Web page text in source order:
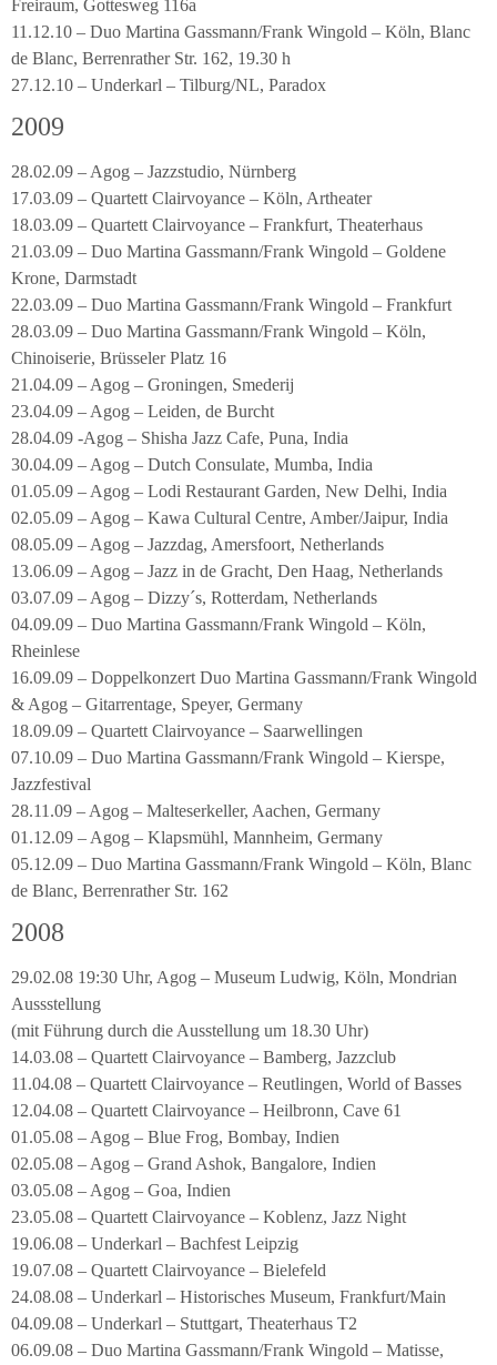
Freiraum, Gottesweg 116a
11.12.10 – Duo Martina Gassmann/Frank Wingold – Köln, Blanc
de Blanc, Berrenrather Str. 162, 19.30 h
27.12.10 – Underkarl – Tilburg/NL, Paradox
2009
28.02.09 – Agog – Jazzstudio, Nürnberg
17.03.09 – Quartett Clairvoyance – Köln, Artheater
18.03.09 – Quartett Clairvoyance – Frankfurt, Theaterhaus
21.03.09 – Duo Martina Gassmann/Frank Wingold – Goldene
Krone, Darmstadt
22.03.09 – Duo Martina Gassmann/Frank Wingold – Frankfurt
28.03.09 – Duo Martina Gassmann/Frank Wingold – Köln,
Chinoiserie, Brüsseler Platz 16
21.04.09 – Agog – Groningen, Smederij
23.04.09 – Agog – Leiden, de Burcht
28.04.09 -Agog – Shisha Jazz Cafe, Puna, India
30.04.09 – Agog – Dutch Consulate, Mumba, India
01.05.09 – Agog – Lodi Restaurant Garden, New Delhi, India
02.05.09 – Agog – Kawa Cultural Centre, Amber/Jaipur, India
08.05.09 – Agog – Jazzdag, Amersfoort, Netherlands
13.06.09 – Agog – Jazz in de Gracht, Den Haag, Netherlands
03.07.09 – Agog – Dizzy´s, Rotterdam, Netherlands
04.09.09 – Duo Martina Gassmann/Frank Wingold – Köln,
Rheinlese
16.09.09 – Doppelkonzert Duo Martina Gassmann/Frank Wingold
& Agog – Gitarrentage, Speyer, Germany
18.09.09 – Quartett Clairvoyance – Saarwellingen
07.10.09 – Duo Martina Gassmann/Frank Wingold – Kierspe,
Jazzfestival
28.11.09 – Agog – Malteserkeller, Aachen, Germany
01.12.09 – Agog – Klapsmühl, Mannheim, Germany
05.12.09 – Duo Martina Gassmann/Frank Wingold – Köln, Blanc
de Blanc, Berrenrather Str. 162
2008
29.02.08 19:30 Uhr, Agog – Museum Ludwig, Köln, Mondrian
Aussstellung
(mit Führung durch die Ausstellung um 18.30 Uhr)
14.03.08 – Quartett Clairvoyance – Bamberg, Jazzclub
11.04.08 – Quartett Clairvoyance – Reutlingen, World of Basses
12.04.08 – Quartett Clairvoyance – Heilbronn, Cave 61
01.05.08 – Agog – Blue Frog, Bombay, Indien
02.05.08 – Agog – Grand Ashok, Bangalore, Indien
03.05.08 – Agog – Goa, Indien
23.05.08 – Quartett Clairvoyance – Koblenz, Jazz Night
19.06.08 – Underkarl – Bachfest Leipzig
19.07.08 – Quartett Clairvoyance – Bielefeld
24.08.08 – Underkarl – Historisches Museum, Frankfurt/Main
04.09.08 – Underkarl – Stuttgart, Theaterhaus T2
06.09.08 – Duo Martina Gassmann/Frank Wingold – Matisse,